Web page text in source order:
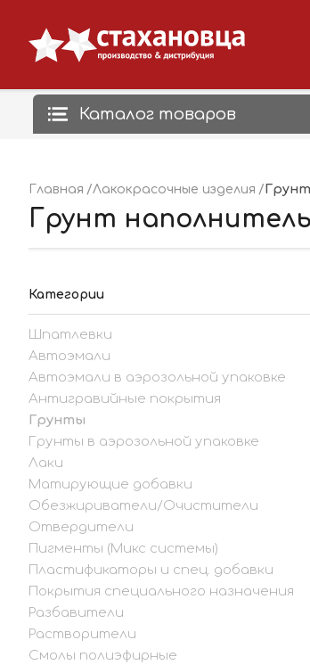
Каталог товаров
Главная Лакокрасочные изделия
Грунт наполнитель
Категории
Шпатлевки
Автоэмали
Автоэмали в аэрозольной упаковке
Антигравийные покрытия
Грунты
Грунты в аэрозольной упаковке
Лаки
Матирующие добавки
Обезжириватели/Очистители
Отвердители
Пигменты (Микс системы)
Пластификаторы и спец. добавки
Покрытия специального назначения
Разбавители
Растворители
Смолы полиэфирные